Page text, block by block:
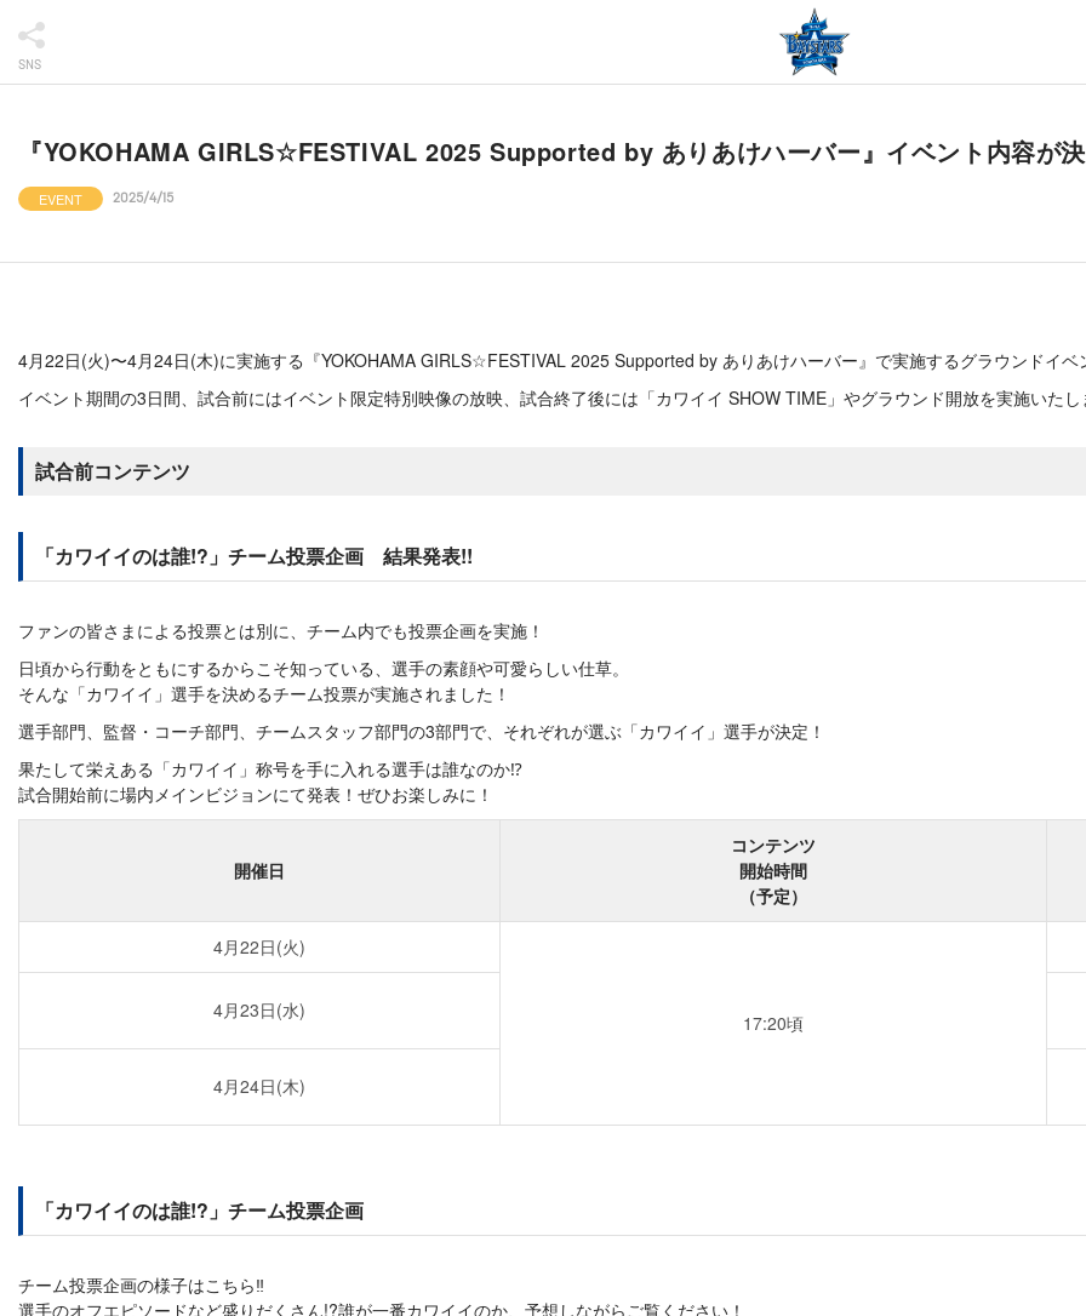
SNS
『YOKOHAMA GIRLS☆FESTIVAL 2025 Supported by ありあけハーバー』イベント内容が
EVENT 2025/4/15
4月22日(火)〜4月24日(木)に実施する『YOKOHAMA GIRLS☆FESTIVAL 2025 Supported by ありあけハーバー』で実施するグラウンドイ
イベント期間の3日間、試合前にはイベント限定特別映像の放映、試合終了後には「カワイイ SHOW TIME」やグラウンド開放を実施いた
試合前コンテンツ
「カワイイのは誰!?」チーム投票企画 結果発表!!
ファンの皆さまによる投票とは別に、チーム内でも投票企画を実施！
日頃から行動をともにするからこそ知っている、選手の素顔や可愛らしい仕草。
そんな「カワイイ」選手を決めるチーム投票が実施されました！
選手部門、監督・コーチ部門、チームスタッフ部門の3部門で、それぞれが選ぶ「カワイイ」選手が決定！
果たして栄えある「カワイイ」称号を手に入れる選手は誰なのか⁉︎
試合開始前に場内メインビジョンにて発表！ぜひお楽しみに！
開催日
コンテンツ
開始時間
（予定）
4月22日(火)
17:20頃
4月23日(水)
4月24日(木)
「カワイイのは誰!?」チーム投票企画
チーム投票企画の様子はこちら‼︎
選手のオフエピソードなど盛りだくさん!?誰が一番カワイイのか、予想しながらご覧ください！